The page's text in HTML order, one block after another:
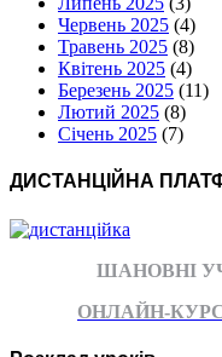
Червень 2025 (4)
Травень 2025 (8)
Квітень 2025 (4)
Березень 2025 (11)
Лютий 2025 (8)
Січень 2025 (7)
ДИСТАНЦІЙНА
ШАНОВНІ
ОНЛАЙН-